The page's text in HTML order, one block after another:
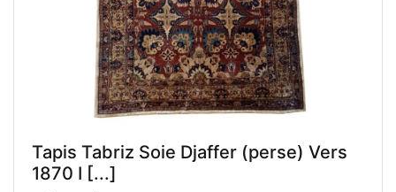
Tapis Tabriz Soie Djaffer (perse) Vers
1870 I [...]